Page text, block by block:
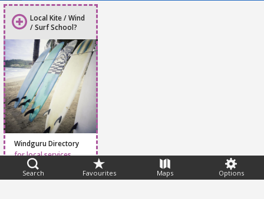
Search Favourites Maps Options
Local Kite / Wind
/ Surf School?
Windguru Directory
for local services
Feedback